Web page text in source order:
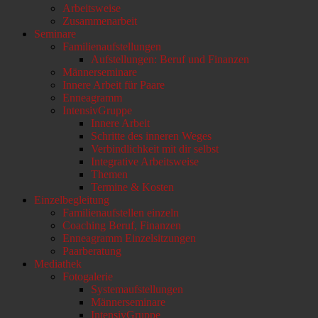
Arbeitsweise
Zusammenarbeit
Seminare
Familienaufstellungen
Aufstellungen: Beruf und Finanzen
Männerseminare
Innere Arbeit für Paare
Enneagramm
IntensivGruppe
Innere Arbeit
Schritte des inneren Weges
Verbindlichkeit mit dir selbst
Integrative Arbeitsweise
Themen
Termine & Kosten
Einzelbegleitung
Familienaufstellen einzeln
Coaching Beruf, Finanzen
Enneagramm Einzelsitzungen
Paarberatung
Mediathek
Fotogalerie
Systemaufstellungen
Männerseminare
IntensivGruppe